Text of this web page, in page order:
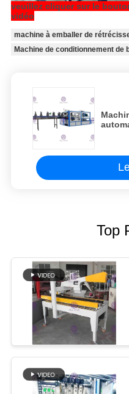
veuillez cliquer sur le
vidéo
machine à emballer de
Machine de conditionnement de
Top